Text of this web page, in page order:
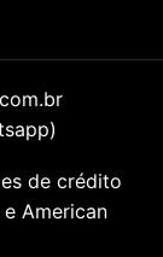
de crédito
American